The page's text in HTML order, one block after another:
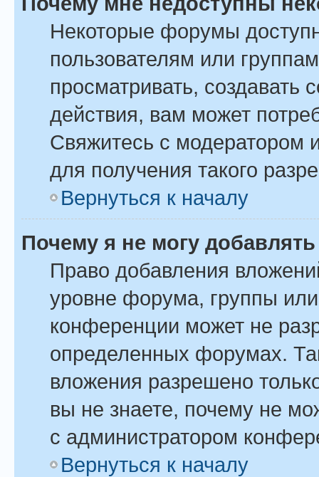
Некоторые форумы
пользователям или
просматривать, создавать
действия, вам может
Свяжитесь с модератором
для получения такого
Вернуться к началу
Почему я не могу
Право добавления
уровне форума, группы
конференции может не
определенных форумах.
вложения разрешено
вы не знаете, почему не
с администратором
Вернуться к началу